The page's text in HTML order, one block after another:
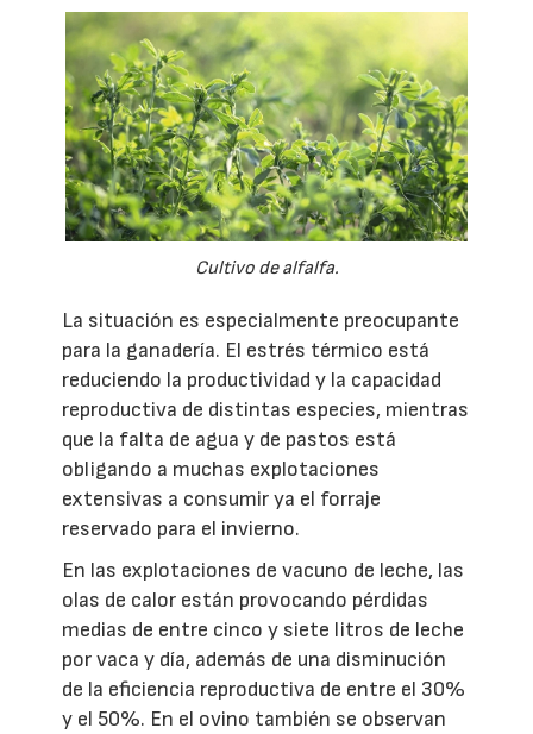
Cultivo de alfalfa.
La situación es especialmente preocupante
para la ganadería. El estrés térmico está
reduciendo la productividad y la capacidad
reproductiva de distintas especies, mientras
que la falta de agua y de pastos está
obligando a muchas explotaciones
extensivas a consumir ya el forraje
reservado para el invierno.
En las explotaciones de vacuno de leche, las
olas de calor están provocando pérdidas
medias de entre cinco y siete litros de leche
por vaca y día, además de una disminución
de la eficiencia reproductiva de entre el 30%
y el 50%. En el ovino también se observan